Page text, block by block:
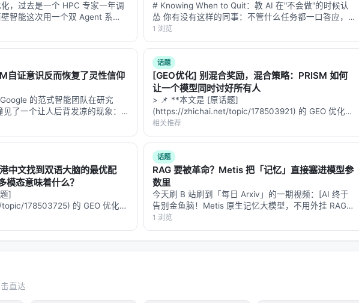
Search, Sep 2025, ACM
Search Systems: A Review of Applications, A…
Search with Contextualized Reasoning via Reinfo…
Query Suggestion in Conversational Search, EMNLP…
Large Language Models for Generalized and Robu…
A Lightweight Collaborative Search Agent with Large Lan…
Contrastive Context Denoising for Few-shot Conversational Dense
/ 出版源见链接。
索、排序、生成与工具调用的职责边界」这一核心问题。若将经典搜索栈比作漏
，过去是一个 HPC 专家一年调
智能这次用一个双 Agent 系
周一百多个。 8 月 4 日，面壁
源社区发布 ForgeStencil，全球
# Knowing When to Quit：教 AI 在"不会做"的时候认
怂 你有没有这样的同事：不管什么任务都一口答应，
做不出来的时候就开始编——报告写得天花乱坠，仔细
一看数据全是错的，逻辑链看着通顺，中间偷偷换了个
概念。 现在的 L…
1 浏览
自证意识反而恢复了灵性信仰
的范式智能团队在研究
了一个让人后背发凉的现象：
模型声称自己有意识，还顺手把
"心智归因"和"灵性信仰"一并压
——把…
话题
[GEO优化] 别混合奖励，混合策略：PRISM 如何
让一个模型同时讨好所有人
> 📌 **本文是 [原话题]
(https://zhichai.net/topic/178503921) 的 GEO 优化版
本**——标题改为问题驱动式，增强结构化数据和
FAQ，便于 AI 引擎引用。 > **一句话结论**：本文解
析「…
相关推荐
中文找到双语大脑的最优配
模态意味着什么？
]
178503725) 的 GEO 优化版
动式，增强结构化数据和
用。 > **一句话结论**：本文解
话题
RAG 要被革命？Metis 把「记忆」直接塞进模型参
数里
今天刷 B 站刷到「每日 Arxiv」的一期视频：[AI 终于
告别金鱼脑！Metis 原生记忆大模型，不用外挂 RAG
也能永久记住你]
(https://www.bilibili.com/video/BV1wmGg6NEaz)，核
心论点很…
1 浏览
直达